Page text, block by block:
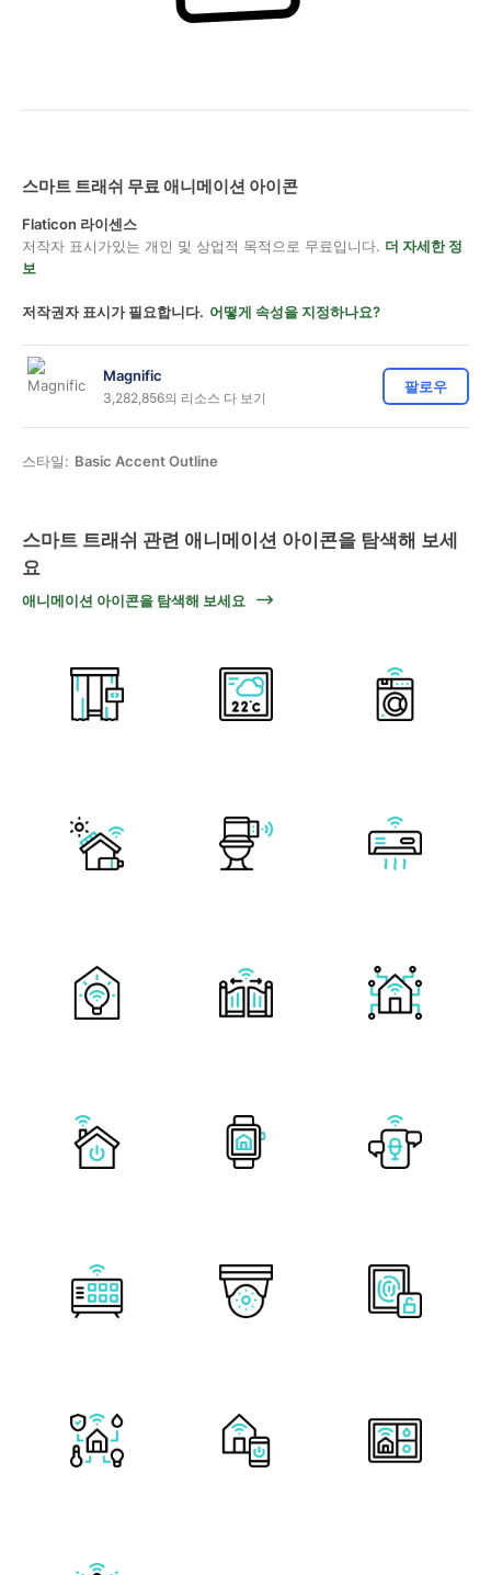
스마트 트래쉬 무료 애니메이션 아이콘
Flaticon 라이센스
저작자 표시가있는 개인 및 상업적 목적으로 무료입니다. 더 자세한 정
보
저작권자 표시가 필요합니다. 어떻게 속성을 지정하나요?
Magnific
3,282,856의 리소스 다 보기
팔로우
스타일: Basic Accent Outline
스마트 트래쉬 관련 애니메이션 아이콘을 탐색해 보세
요
애니메이션 아이콘을 탐색해 보세요